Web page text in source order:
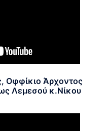
Οφφίκιο Άρχοντος
Λεμεσού κ.Νίκου